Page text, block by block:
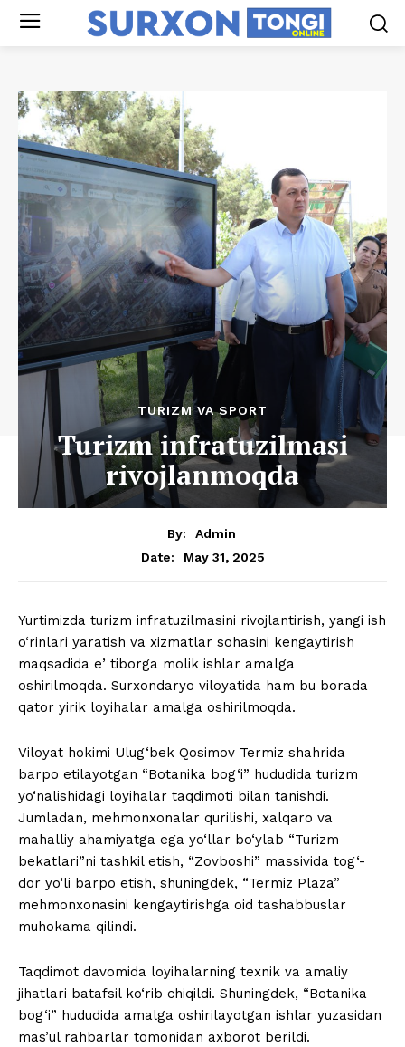
TURIZM VA SPORT
Turizm infratuzilmasi
rivojlanmoqda
By:
Admin
Date:
May 31, 2025
Yurtimizda turizm infratuzilmasini rivojlantirish, yangi ish
o‘rinlari yaratish va xizmatlar sohasini kengaytirish
maqsadida eʼtiborga molik ishlar amalga
oshirilmoqda. Surxondaryo viloyatida ham bu borada
qator yirik loyihalar amalga oshirilmoqda.
Viloyat hokimi Ulug‘bek Qosimov Termiz shahrida
barpo etilayotgan “Botanika bog‘i” hududida turizm
yo‘nalishidagi loyihalar taqdimoti bilan tanishdi.
Jumladan, mehmonxonalar qurilishi, xalqaro va
mahalliy ahamiyatga ega yo‘llar bo‘ylab “Turizm
bekatlari”ni tashkil etish, “Zovboshi” massivida tog‘-
dor yo‘li barpo etish, shuningdek, “Termiz Plaza”
mehmonxonasini kengaytirishga oid tashabbuslar
muhokama qilindi.
Taqdimot davomida loyihalarning texnik va amaliy
jihatlari batafsil ko‘rib chiqildi. Shuningdek, “Botanika
bog‘i” hududida amalga oshirilayotgan ishlar yuzasidan
mas’ul rahbarlar tomonidan axborot berildi.